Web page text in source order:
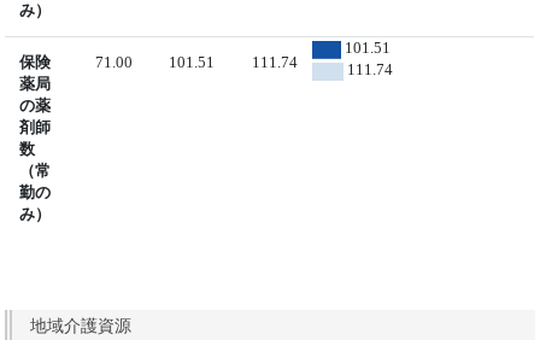
み）
保険
薬局
の薬
剤師
数
（常
勤の
み）
71.00 101.51 111.74
101.51
111.74
地域介護資源